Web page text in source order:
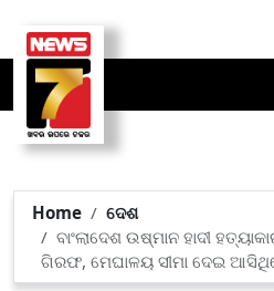
Home
ଦେଶ
ବାଂଲାଦେଶ ଉଷ୍ମାନ ହାଦୀ
ଗିରଫ, ମେଘାଳୟ ସୀମା ଦେଇ